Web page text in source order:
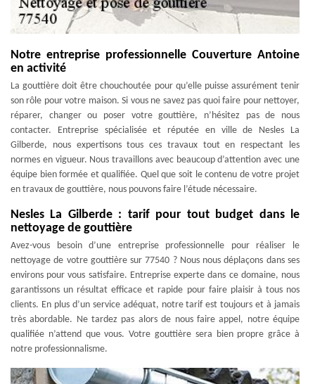
Notre entreprise professionnelle Couverture Antoine
en activité
La gouttière doit être chouchoutée pour qu’elle puisse assurément tenir
son rôle pour votre maison. Si vous ne savez pas quoi faire pour nettoyer,
réparer, changer ou poser votre gouttière, n’hésitez pas de nous
contacter. Entreprise spécialisée et réputée en ville de Nesles La
Gilberde, nous expertisons tous ces travaux tout en respectant les
normes en vigueur. Nous travaillons avec beaucoup d’attention avec une
équipe bien formée et qualifiée. Quel que soit le contenu de votre projet
en travaux de gouttière, nous pouvons faire l’étude nécessaire.
Nesles La Gilberde : tarif pour tout budget dans le
nettoyage de gouttière
Avez-vous besoin d’une entreprise professionnelle pour réaliser le
nettoyage de votre gouttière sur 77540 ? Nous nous déplaçons dans ses
environs pour vous satisfaire. Entreprise experte dans ce domaine, nous
garantissons un résultat efficace et rapide pour faire plaisir à tous nos
clients. En plus d’un service adéquat, notre tarif est toujours et à jamais
très abordable. Ne tardez pas alors de nous faire appel, notre équipe
qualifiée n’attend que vous. Votre gouttière sera bien propre grâce à
notre professionnalisme.